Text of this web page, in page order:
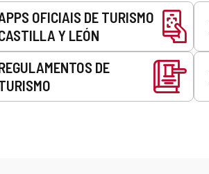
OFICIAIS DE TURISMO
Y LEÓN
DE